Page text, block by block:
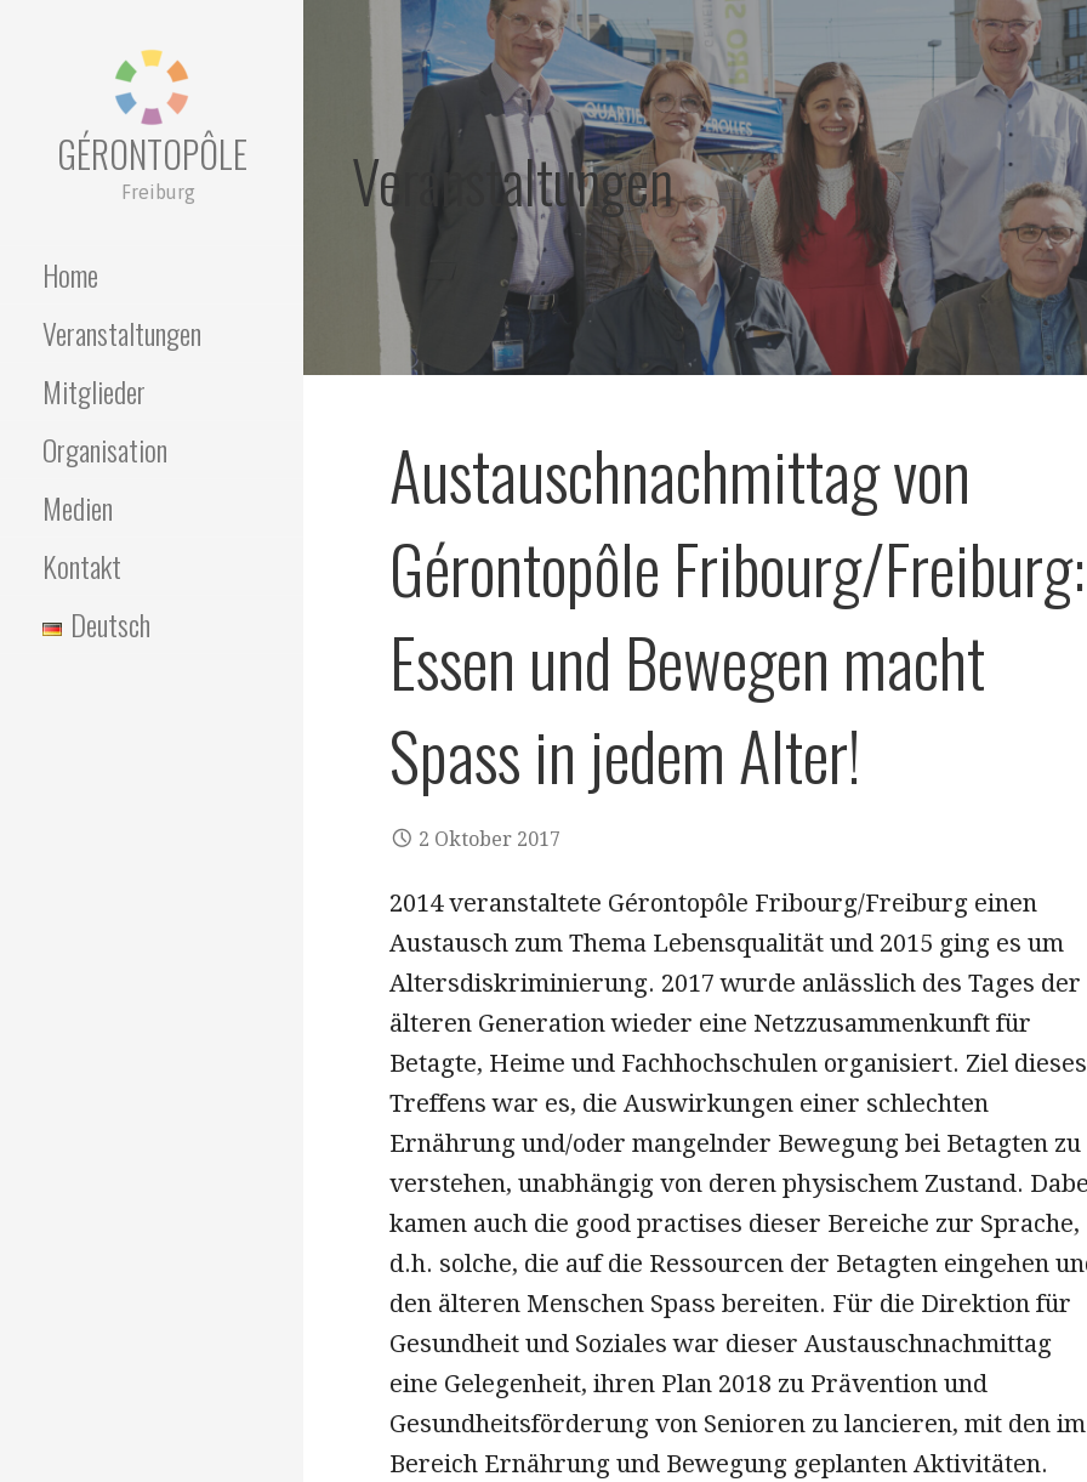
GÉRONTOPÔLE
Freiburg
Home
Veranstaltungen
Mitglieder
Organisation
Medien
Kontakt
Deutsch
Veranstaltungen
Austauschnachmittag von
Gérontopôle Fribourg/Freiburg:
Essen und Bewegen macht
Spass in jedem Alter!
2 Oktober 2017
2014 veranstaltete Gérontopôle Fribourg/Freiburg einen
Austausch zum Thema Lebensqualität und 2015 ging es um
Altersdiskriminierung. 2017 wurde anlässlich des Tages der
älteren Generation wieder eine Netzzusammenkunft für
Betagte, Heime und Fachhochschulen organisiert. Ziel dieses
Treffens war es, die Auswirkungen einer schlechten
Ernährung und/oder mangelnder Bewegung bei Betagten zu
verstehen, unabhängig von deren physischem Zustand.
kamen auch die good practises dieser Bereiche zur Sprache,
d.h. solche, die auf die Ressourcen der Betagten eingehen
den älteren Menschen Spass bereiten. Für die Direktion für
Gesundheit und Soziales war dieser Austauschnachmittag
eine Gelegenheit, ihren Plan 2018 zu Prävention und
Gesundheitsförderung von Senioren zu lancieren, mit den im
Bereich Ernährung und Bewegung geplanten Aktivitäten.​​